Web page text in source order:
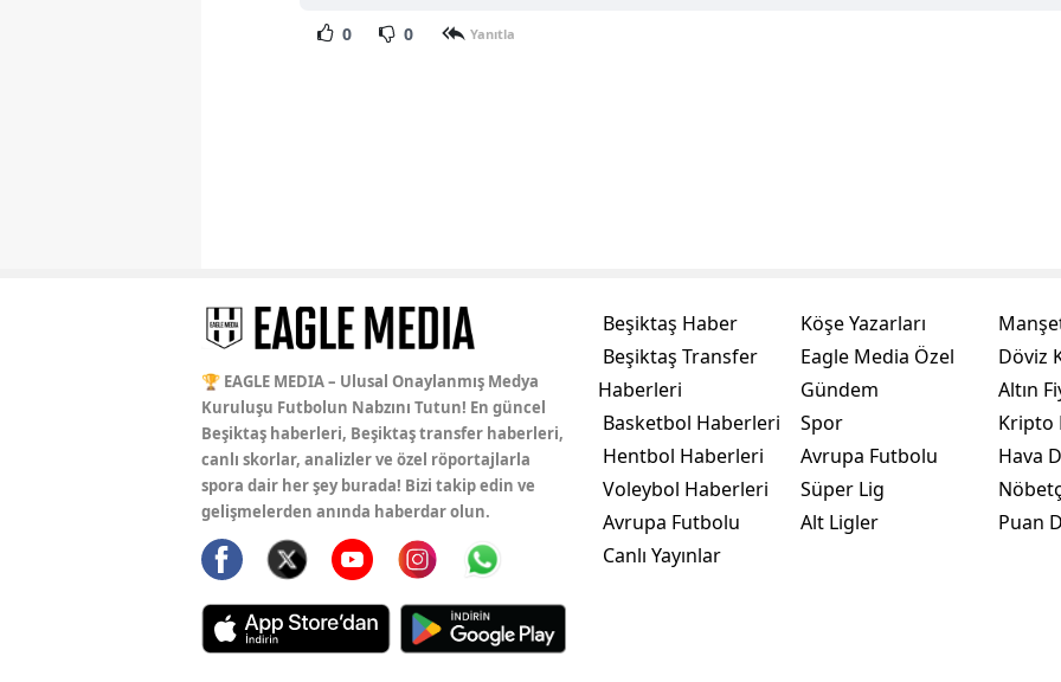
0 0 Yanıtla
🏆 EAGLE MEDIA – Ulusal Onaylanmış Medya
Kuruluşu Futbolun Nabzını Tutun! En güncel
Beşiktaş haberleri, Beşiktaş transfer haberleri,
canlı skorlar, analizler ve özel röportajlarla
spora dair her şey burada! Bizi takip edin ve
gelişmelerden anında haberdar olun.
Beşiktaş Haber
Beşiktaş Transfer
Haberleri
Basketbol Haberleri
Hentbol Haberleri
Voleybol Haberleri
Avrupa Futbolu
Canlı Yayınlar
Köşe Yazarları
Eagle Media Özel
Gündem
Spor
Avrupa Futbolu
Süper Lig
Alt Ligler
Döviz
Altın
Kripto
Hava
Puan